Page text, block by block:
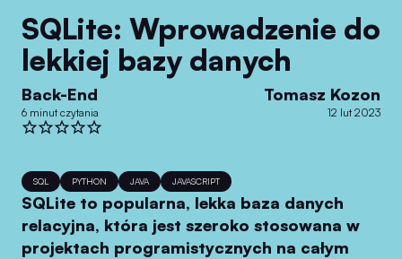
SQLite: Wprowadzenie do
lekkiej bazy danych
Back-End
6 minut czytania
Tomasz Kozon
12 lut 2023
SQL PYTHON JAVA JAVASCRIPT
SQLite to popularna, lekka baza danych
relacyjna, która jest szeroko stosowana w
projektach programistycznych na całym